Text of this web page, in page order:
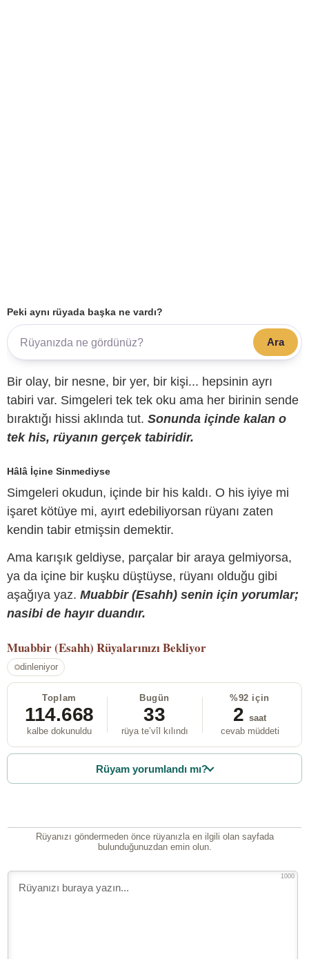
Peki aynı rüyada başka ne vardı?
Ara
Bir olay, bir nesne, bir yer, bir kişi... hepsinin ayrı
tabiri var. Simgeleri tek tek oku ama her birinin sende
bıraktığı hissi aklında tut. Sonunda içinde kalan o
tek his, rüyanın gerçek tabiridir.
Hâlâ İçine Sinmediyse
Simgeleri okudun, içinde bir his kaldı. O his iyiye mi
işaret kötüye mi, ayırt edebiliyorsan rüyanı zaten
kendin tabir etmişsin demektir.
Ama karışık geldiyse, parçalar bir araya gelmiyorsa,
ya da içine bir kuşku düştüyse, rüyanı olduğu gibi
aşağıya yaz. Muabbir (Esahh) senin için yorumlar;
nasibi de hayır duandır.
Muabbir (Esahh) Rüyalarınızı Bekliyor
dinleniyor
Toplam
114.668
kalbe dokunuldu
Bugün
33
rüya te’vîl kılındı
%92 için
2 saat
cevab müddeti
Rüyam yorumlandı mı?
Rüyanızı göndermeden önce rüyanızla en ilgili olan sayfada
bulunduğunuzdan emin olun.
1000